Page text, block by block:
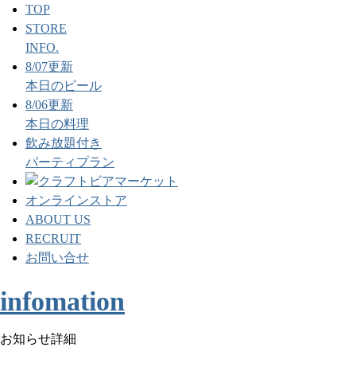
TOP
STORE
INFO.
8/07更新
本日のビール
8/06更新
本日の料理
飲み放題付き
パーティプラン
オンラインストア
ABOUT US
RECRUIT
お問い合せ
infomation
お知らせ詳細